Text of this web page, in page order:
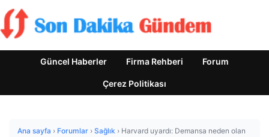
Güncel Haberler Firma Rehberi Forum
Çerez Politikası
Ana sayfa › Forumlar › Sağlık › Harvard uyardı: Demansa neden olan